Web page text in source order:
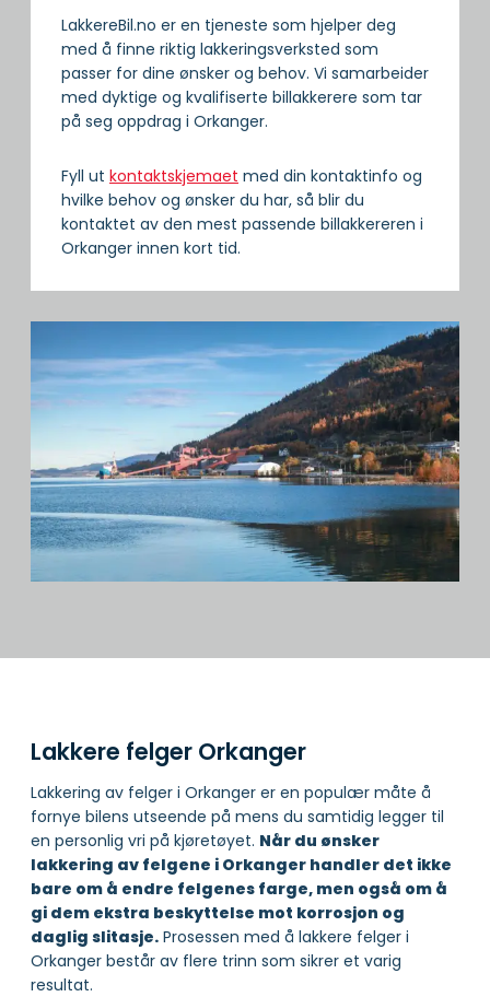
LakkereBil.no er en tjeneste som hjelper deg
med å finne riktig lakkeringsverksted som
passer for dine ønsker og behov. Vi samarbeider
med dyktige og kvalifiserte billakkerere som tar
på seg oppdrag i Orkanger.
Fyll ut kontaktskjemaet med din kontaktinfo og
hvilke behov og ønsker du har, så blir du
kontaktet av den mest passende billakkereren i
Orkanger innen kort tid.
Lakkere felger Orkanger
Lakkering av felger i Orkanger er en populær måte å
fornye bilens utseende på mens du samtidig legger til
en personlig vri på kjøretøyet. Når du ønsker
lakkering av felgene i Orkanger handler det ikke
bare om å endre felgenes farge, men også om å
gi dem ekstra beskyttelse mot korrosjon og
daglig slitasje. Prosessen med å lakkere felger i
Orkanger består av flere trinn som sikrer et varig
resultat.